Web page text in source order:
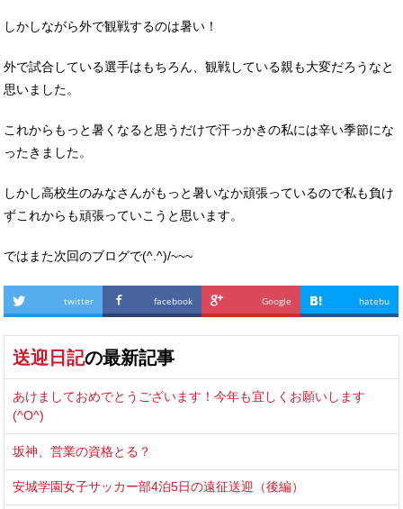
しかしながら外で観戦するのは暑い！
外で試合している選手はもちろん、観戦している親も大変だろうなと
思いました。
これからもっと暑くなると思うだけで汗っかきの私には辛い季節にな
ったきました。
しかし高校生のみなさんがもっと暑いなか頑張っているので私も負け
ずこれからも頑張っていこうと思います。
ではまた次回のブログで(^.^)/~~~
twitter facebook Google hatebu
送迎日記の最新記事
あけましておめでとうございます！今年も宜しくお願いします
(^O^)
坂神、営業の資格とる？
安城学園女子サッカー部4泊5日の遠征送迎（後編）